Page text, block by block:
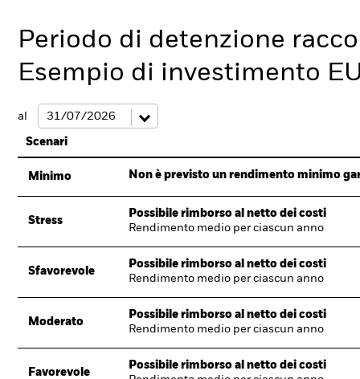
Periodo di detenzione
Esempio di investimento
al
Scenari
Minimo Non è previsto un rendimento minimo
Stress
Possibile rimborso al netto dei costi
Rendimento medio per ciascun anno
Sfavorevole
Possibile rimborso al netto dei costi
Rendimento medio per ciascun anno
Moderato
Possibile rimborso al netto dei costi
Rendimento medio per ciascun anno
Favorevole
Possibile rimborso al netto dei costi